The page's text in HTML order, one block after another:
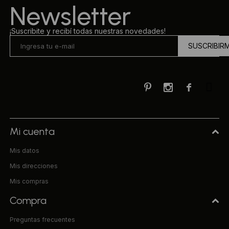
Newsletter
¡Suscribite y recibí todas nuestras novedades!

 
Mi cuenta
Mis datos
Mis direcciones
Mis compras
Compra
Preguntas frecuentes